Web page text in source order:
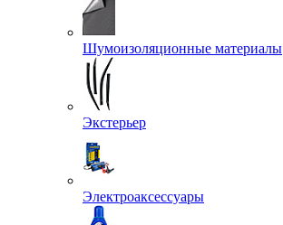
Шумоизоляционные материалы
Экстерьер
Электроаксессуары